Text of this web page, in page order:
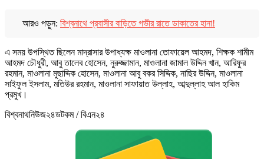
আরও পড়ুন: বিশ্বনাথে প্রবাসীর বাড়িতে গভীর রাতে ডাকাতের হানা!
এ সময় উপস্থিত ছিলেন মাদ্রাসার উপাধ্যক্ষ মাওলানা তোফায়েল আহমদ, শিক্ষক শামীম
আহমদ চৌধুরী, আবু তালেব হোসেন, নুরুজ্জামান, মাওলানা জামাল উদ্দিন খান, আরিফুর
রহমান, মাওলানা মুছাদ্দিক হোসেন, মাওলানা আবু বকর সিদ্দিক, নাছির উদ্দিন, মাওলানা
সাইফুল ইসলাম, মতিউর রহমান, মাওলানা সাফায়াত উল্লাহ, আব্দুল্লাহ আল হাকিম
প্রমুখ।
বিশ্বনাথনিউজ২৪ডটকম / বিএন২৪